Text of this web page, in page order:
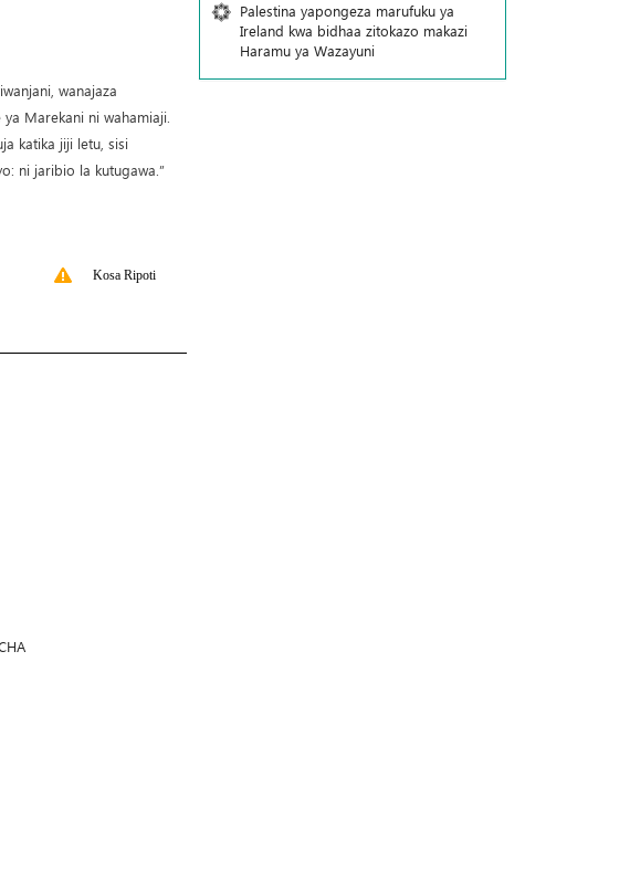
wanajaza
Marekani ni wahamiaji.
katika jiji letu, sisi
ni jaribio la kutugawa.”
Kosa Ripoti
Palestina yapongeza marufuku ya
Ireland kwa bidhaa zitokazo makazi
Haramu ya Wazayuni